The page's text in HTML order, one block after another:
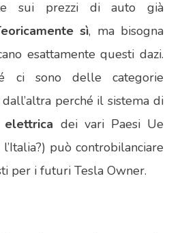
sui prezzi di auto già
sì, ma bisogna
esattamente questi dazi.
ci sono delle categorie
perché il sistema di
dei vari Paesi Ue
può controbilanciare
per i futuri Tesla Owner.